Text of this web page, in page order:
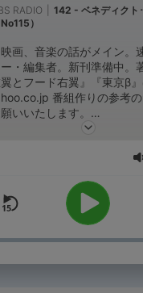
RADIO
142 - ベネディクト
No115）
画、音楽の話がメイン。
・編集者。新刊準備中。
とフード右翼』『東京β
番組作りの参考
いいたします。
radio/podcast/